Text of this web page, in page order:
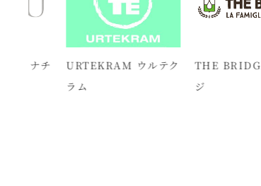
URTEKRAM ウルテク
THE BRIDGE ブ